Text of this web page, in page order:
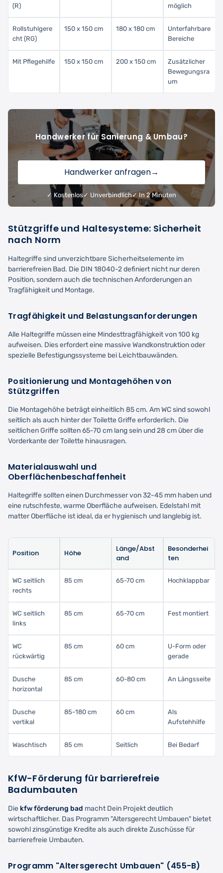
(R)
möglich
Rollstuhlgere
cht (RG)
150 x 150 cm 180 x 180 cm
Unterfahrbare
Bereiche
Mit Pflegehilfe 150 x 150 cm 200 x 150 cm
Zusätzlicher
Bewegungsra
um
Handwerker für Sanierung & Umbau?
Handwerker anfragen→
✓ Kostenlos ✓ Unverbindlich✓ In 2 Minuten
Stützgriffe und Haltesysteme: Sicherheit
nach Norm
Haltegriffe sind unverzichtbare Sicherheitselemente im
barrierefreien Bad. Die DIN 18040-2 definiert nicht nur deren
Position, sondern auch die technischen Anforderungen an
Tragfähigkeit und Montage.
Tragfähigkeit und Belastungsanforderungen
Alle Haltegriffe müssen eine Mindesttragfähigkeit von 100 kg
aufweisen. Dies erfordert eine massive Wandkonstruktion oder
spezielle Befestigungssysteme bei Leichtbauwänden.
Positionierung und Montagehöhen von
Stützgriffen
Die Montagehöhe beträgt einheitlich 85 cm. Am WC sind sowohl
seitlich als auch hinter der Toilette Griffe erforderlich. Die
seitlichen Griffe sollten 65-70 cm lang sein und 28 cm über die
Vorderkante der Toilette hinausragen.
Materialauswahl und
Oberflächenbeschaffenheit
Haltegriffe sollten einen Durchmesser von 32-45 mm haben und
eine rutschfeste, warme Oberfläche aufweisen. Edelstahl mit
matter Oberfläche ist ideal, da er hygienisch und langlebig ist.
Position Höhe
Länge/Abst
and
Besonderhei
ten
WC seitlich
rechts
85 cm 65-70 cm Hochklappbar
WC seitlich
links
85 cm 65-70 cm Fest montiert
WC
rückwärtig
85 cm 60 cm
U-Form oder
gerade
Dusche
horizontal
85 cm 60-80 cm An Längsseite
Dusche
vertikal
85-180 cm 60 cm
Als
Aufstehhilfe
Waschtisch 85 cm Seitlich Bei Bedarf
KfW-Förderung für barrierefreie
Badumbauten
Die kfw förderung bad macht Dein Projekt deutlich
wirtschaftlicher. Das Programm "Altersgerecht Umbauen" bietet
sowohl zinsgünstige Kredite als auch direkte Zuschüsse für
barrierefreie Umbauten.
Programm "Altersgerecht Umbauen" (455-B)